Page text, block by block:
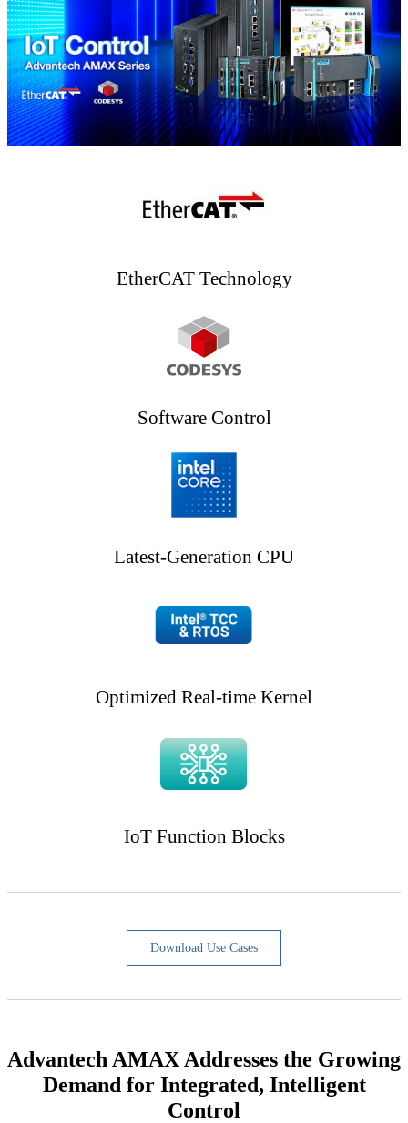
EtherCAT Technology
Software Control
Latest-Generation CPU
Optimized Real-time Kernel
IoT Function Blocks
Download Use Cases
Advantech AMAX Addresses the Growing
Demand for Integrated, Intelligent
Control